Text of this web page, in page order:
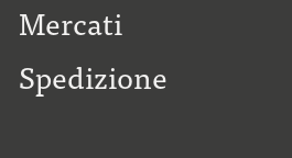
Mercati
Spedizione